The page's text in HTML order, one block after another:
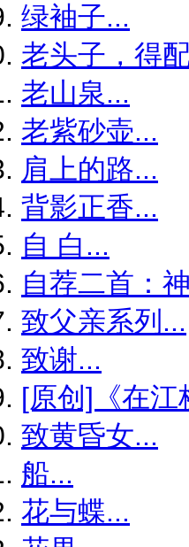
绿袖子...
老头子，得
老山泉...
老紫砂壶...
肩上的路...
背影正香...
自 白...
自荐二首：
致父亲系列...
致谢...
[原创]《在江
致黄昏女...
船...
花与蝶...